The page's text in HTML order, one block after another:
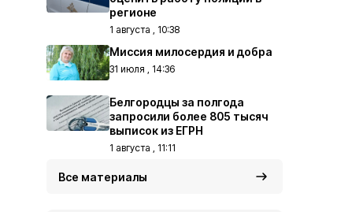
регионе
1 августа , 10:38
Миссия милосердия и добра
31 июля , 14:36
Белгородцы за полгода
запросили более 805 тысяч
выписок из ЕГРН
1 августа , 11:11
Все материалы